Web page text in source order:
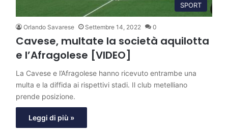
SPORT
Orlando Savarese Settembre 14, 2022 0
Cavese, multate la società aquilotta
e l’Afragolese [VIDEO]
La Cavese e l’Afragolese hanno ricevuto entrambe una
multa e la diffida ai rispettivi stadi. Il club metelliano
prende posizione.
Leggi di più »